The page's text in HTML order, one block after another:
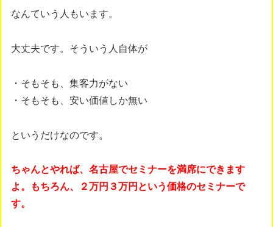
なんていう人もいます。
大丈夫です。そういう人自体が
・そもそも、集客力がない
・そもそも、安い価値しか無い
というだけなのです。
ちゃんとやれば、名古屋でセミナーを満席にできます
よ。もちろん、２万円３万円という価格のセミナーで
す。